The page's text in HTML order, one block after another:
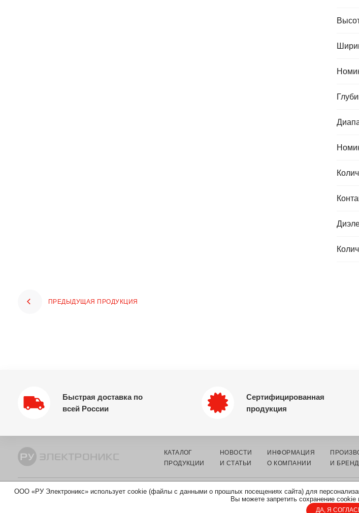
ПРЕДЫДУЩАЯ ПРОДУКЦИЯ
Быстрая доставка по
всей России
Сертифицированная
продукция
ООО «РУ Электроникс» использует cookie (файлы с данными о прошлых посещениях сайта) для
Вы можете запретить сохранение cookie
ДА, Я
КАТАЛОГ
ПРОДУКЦИИ
НОВОСТИ
И СТАТЬИ
ИНФОРМАЦИЯ
О КОМПАНИИ
И
© 2002-2026 ООО «РУ ЭЛЕКТРОНИКС» - ОПТОВЫЙ ПОСТАВЩИК ЭЛЕКТРОННЫХ
КАРТА
САЙТА